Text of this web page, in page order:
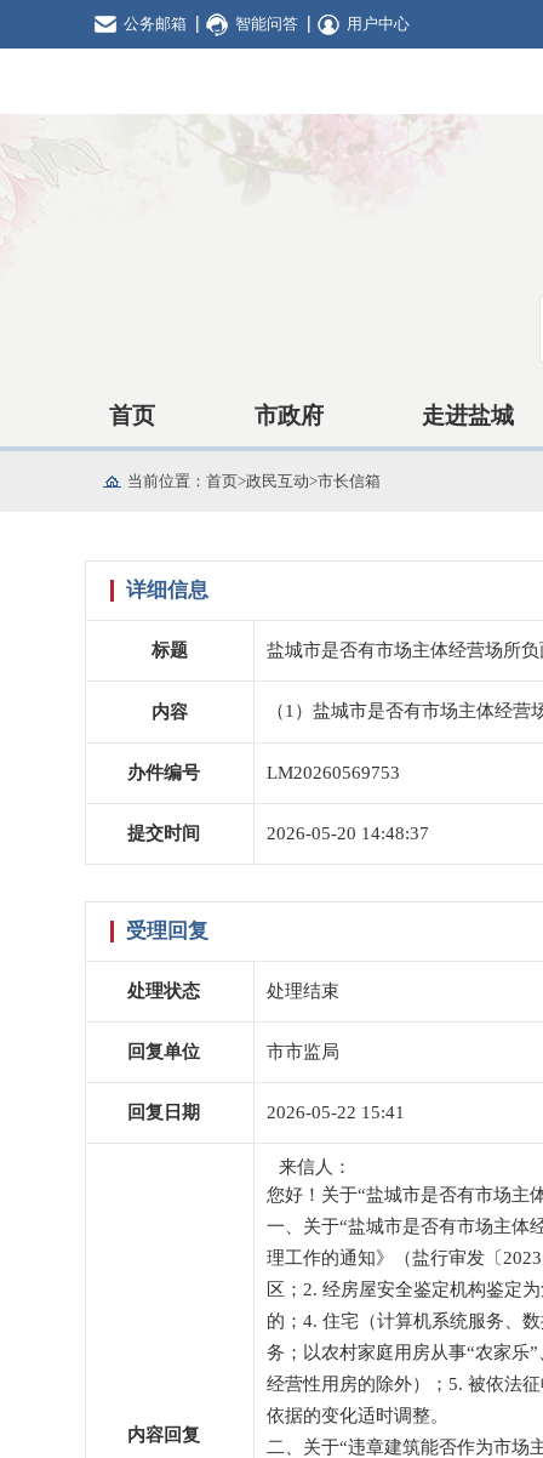
公务邮箱 智能问答 用户中心
首页 市政府 走进盐城
当前位置： 首页>政民互动>市长信箱
详细信息
标题 盐城市是否有市场主体经营场所
内容 （1）盐城市是否有市场主体经
办件编号 LM20260569753
提交时间 2026-05-20 14:48:37
受理回复
处理状态 处理结束
回复单位 市市监局
回复日期 2026-05-22 15:41
内容回复
来信人：
您好！关于“盐城市是否有市场主
一、关于“盐城市是否有市场主体
理工作的通知》（盐行审发〔 2023
区；2. 经房屋安全鉴定机构鉴定
的；4. 住宅（计算机系统服务、
务；以农村家庭用房从事“农家乐
经营性用房的除外）；5. 被依法
依据的变化适时调整。
二、关于“违章建筑能否作为市场